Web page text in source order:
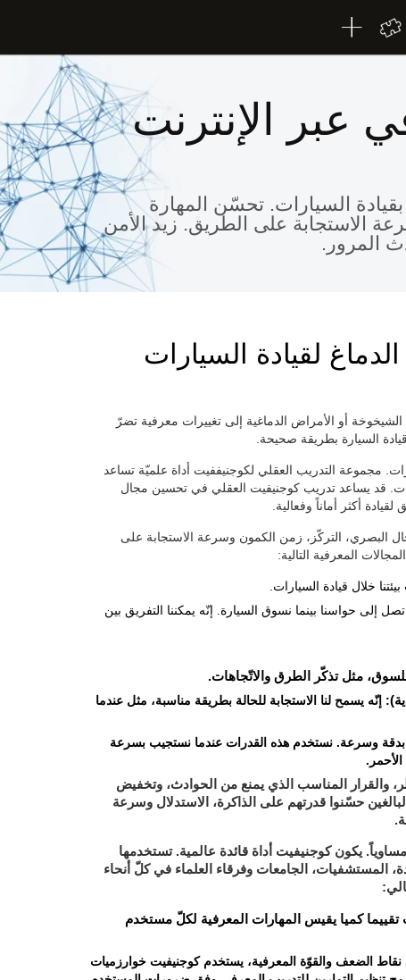
عبر الإنترنت
بقيادة السيارات. تحسّن المهارة
الاستجابة على الطريق. زيد الأمن
المرور.
لقيادة السيارات
أو الأمراض الدماغية إلى تغييرات معرفية تضرّ
السيارة بطريقة صحيحة.
مجموعة التدريب العقلي لكوجنيففيت أداة علميّة تساعد
قد يساعد تدريب كوجنيفيت العقلي في تحسين مجال
أكثر أماناً وفعالية.
البصري، التركّز، زمن الكمون وسرعة الاستجابة على
المعرفية التالية:
خلال قيادة السيارات.
إلى حواسنا بينما نسوق السيارة. إنّه يمكننا التفريق بين
للسوق، مثل تذكّر الطرق والاتّجاهات.
: إنّه يسمح لنا الاستجابة للحالة بطريقة مناسبة، مثل عندما
بدقة وسرعة. نستخدم هذه القدرات عندما نستجيب بسرعة
والقرار المناسب الذي يمنع من الحوادث، وتخفيض
حسّنوا قدرتهم على الذاكرة، الاستدلال وسرعة
يكون كوجنيفيت أداة قائدة عالمية. تستخدمها
المستشفيات، الجامعات وفرقاء العلماء في كلّ أنحاء
كميا يقيس المهارات المعرفية لكلّ مستخدم
نقاط الضعف والقوّة المعرفية، يستخدم كوجنيفيت خوارزميات